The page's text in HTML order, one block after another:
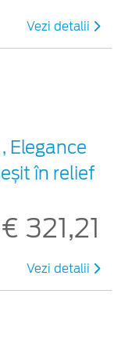
Vezi detalii
Elegance
în relief
€ 321,21
Vezi detalii